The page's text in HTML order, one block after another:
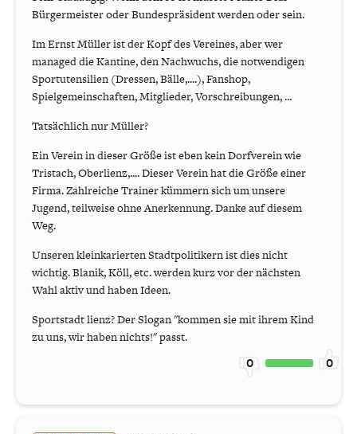
Bürgermeister oder Bundespräsident werden oder sein.
Im Ernst Müller ist der Kopf des Vereines, aber wer
managed die Kantine, den Nachwuchs, die notwendigen
Sportutensilien (Dressen, Bälle,....), Fanshop,
Spielgemeinschaften, Mitglieder, Vorschreibungen, ...
Tatsächlich nur Müller?
Ein Verein in dieser Größe ist eben kein Dorfverein wie
Tristach, Oberlienz,.... Dieser Verein hat die Größe einer
Firma. Zahlreiche Trainer kümmern sich um unsere
Jugend, teilweise ohne Anerkennung. Danke auf diesem
Weg.
Unseren kleinkarierten Stadtpolitikern ist dies nicht
wichtig. Blanik, Köll, etc. werden kurz vor der nächsten
Wahl aktiv und haben Ideen.
Sportstadt lienz? Der Slogan "kommen sie mit ihrem Kind
zu uns, wir haben nichts!" passt.
0 0